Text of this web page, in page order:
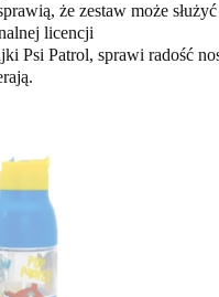
że zestaw może
licencji
Psi Patrol, sprawi radość